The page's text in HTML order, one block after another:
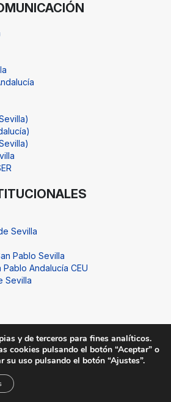
Sevilla
Pablo Sevilla
Andalucía CEU
Sevilla
Pablo Andalucía CEU. Todos los
y de terceros para fines analíticos.
cookies pulsando el botón “Aceptar” o
su uso pulsando el botón “Ajustes”.